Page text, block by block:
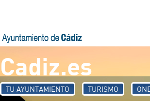
Cadiz.es
TU AYUNTAMIENTO TURISMO